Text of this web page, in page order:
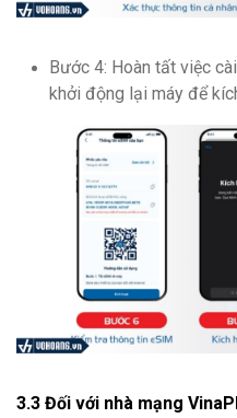
Bước 4: Hoàn tất việc
khởi động lại máy để
3.3 Đối với nhà mạng